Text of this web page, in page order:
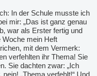
In der Schule musste ich
mir: „Das ist ganz genau
war als Erster fertig und
Woche mein Heft
mit dem Vermerk:
verfehlten ihr Thema! Sie
Sie dachten zwar: „Ich